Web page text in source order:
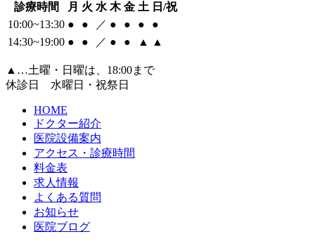
診療時間 月 火 水 木 金 土 日/祝
10:00~13:30 ● ● ／ ● ● ●
●
14:30~19:00 ● ● ／ ● ● ▲ ▲
▲ …土曜・日曜は、18:00まで
休診日 水曜日・祝祭日
HOME
ドクター紹介
医院設備案内
アクセス・診療時間
料金表
求人情報
よくある質問
お知らせ
医院ブログ